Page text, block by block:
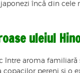
încă din cele
uleiul
între aroma familiară
copacilor pereni și o